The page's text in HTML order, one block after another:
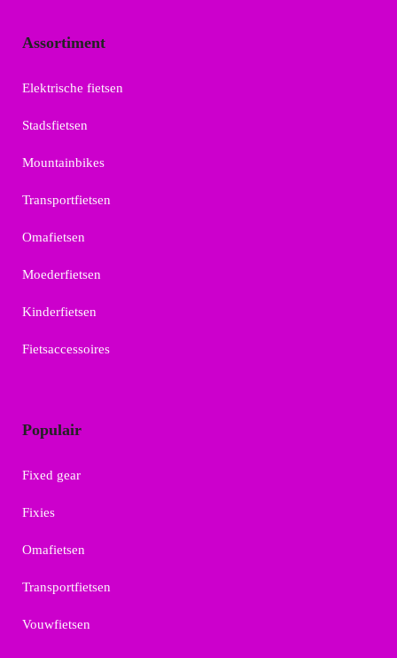
Assortiment
Elektrische fietsen
Stadsfietsen
Mountainbikes
Transportfietsen
Omafietsen
Moederfietsen
Kinderfietsen
Fietsaccessoires
Populair
Fixed gear
Fixies
Omafietsen
Transportfietsen
Vouwfietsen